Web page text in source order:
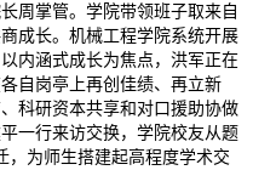
周掌管。学院带领班子取来自
成长。机械工程学院系统开展
内涵式成长为焦点，洪军正在
自岗亭上再创佳绩、再立新
科研资本共享和对口援助协做
一行来访交换，学院校友从题
，为师生搭建起高程度学术交